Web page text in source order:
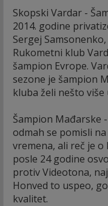
Skopski Vardar -
2014. godine
Sergej
Rukometni klub
šampion Evrope.
sezone je šampion
kluba želi nešto više
Šampion Mađarske
odmah se pomisli na
vremena, ali reč je
posle 24 godine
protiv Videotona,
Honved to uspeo,
kvalitet.